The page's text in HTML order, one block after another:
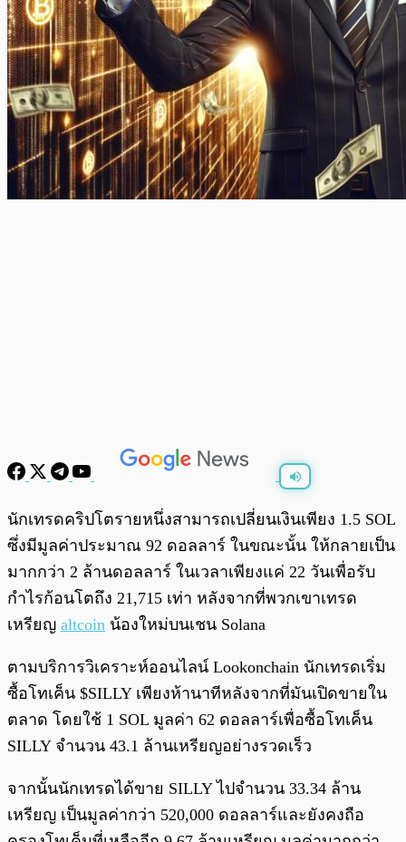
พร้อมเล่น 0:00
นักเทรดคริปโตรายหนึ่งสามารถเปลี่ยนเงินเพียง 1.5 SOL
ซึ่งมีมูลค่าประมาณ 92 ดอลลาร์ ในขณะนั้น ให้กลายเป็น
มากกว่า 2 ล้านดอลลาร์ ในเวลาเพียงแค่ 22 วันเพื่อรับ
กำไรก้อนโตถึง 21,715 เท่า หลังจากที่พวกเขาเทรด
เหรียญ altcoin น้องใหม่บนเชน Solana
ตามบริการวิเคราะห์ออนไลน์ Lookonchain นักเทรดเริ่ม
ซื้อโทเค็น $SILLY เพียงห้านาทีหลังจากที่มันเปิดขายใน
ตลาด โดยใช้ 1 SOL มูลค่า 62 ดอลลาร์เพื่อซื้อโทเค็น
SILLY จำนวน 43.1 ล้านเหรียญอย่างรวดเร็ว
จากนั้นนักเทรดได้ขาย SILLY ไปจำนวน 33.34 ล้าน
เหรียญ เป็นมูลค่ากว่า 520,000 ดอลลาร์และยังคงถือ